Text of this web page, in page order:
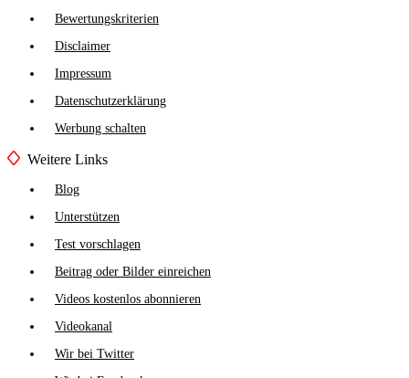
Bewertungskriterien
Disclaimer
Impressum
Datenschutzerklärung
Werbung schalten
Weitere Links
Blog
Unterstützen
Test vorschlagen
Beitrag oder Bilder einreichen
Videos kostenlos abonnieren
Videokanal
Wir bei Twitter